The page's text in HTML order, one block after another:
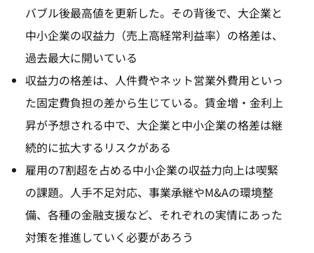
バブル後最高値を更新した。その背後で、大企業と
中小企業の収益力（売上高経常利益率）の格差は、
過去最大に開いている
収益力の格差は、人件費やネット営業外費用といっ
た固定費負担の差から生じている。賃金増・金利上
昇が予想される中で、大企業と中小企業の格差は継
続的に拡大するリスクがある
雇用の7割超を占める中小企業の収益力向上は喫緊
の課題。人手不足対応、事業承継やM&Aの環境整
備、各種の金融支援など、それぞれの実情にあった
対策を推進していく必要があろう